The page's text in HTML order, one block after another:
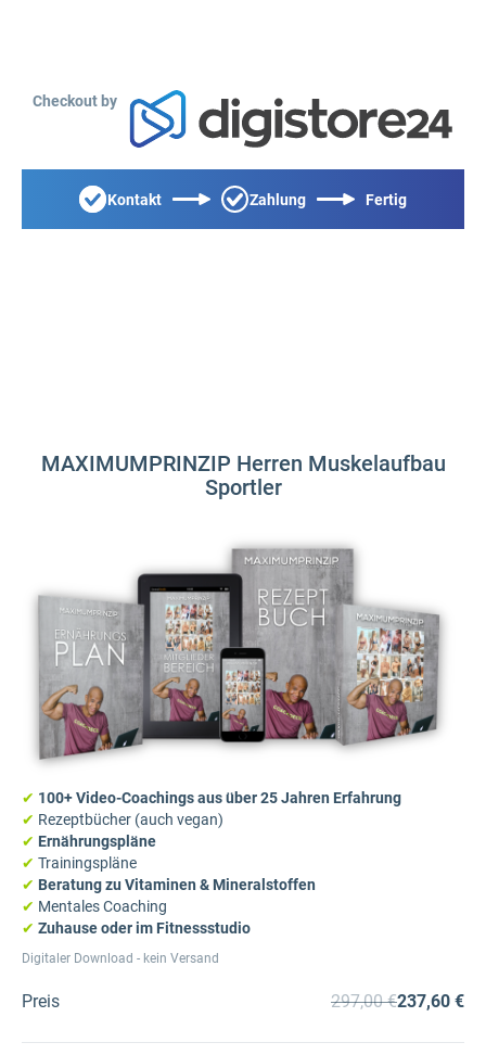
Checkout by
Kontakt Zahlung Fertig
MAXIMUMPRINZIP Herren Muskelaufbau
Sportler
✔ 100+ Video-Coachings aus über 25 Jahren Erfahrung
✔ Rezeptbücher (auch vegan)
✔ Ernährungspläne
✔ Trainingspläne
✔ Beratung zu Vitaminen & Mineralstoffen
✔ Mentales Coaching
✔ Zuhause oder im Fitnessstudio
Digitaler Download - kein Versand
Preis 297,00 €237,60 €